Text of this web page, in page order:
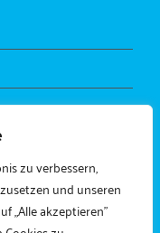
zu verbessern,
und unseren
„Alle akzeptieren"